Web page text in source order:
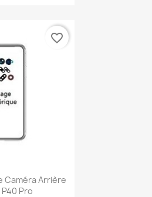
rapide
Caméra Arrière
Pro
favorite_border